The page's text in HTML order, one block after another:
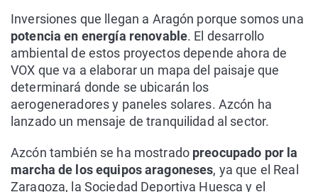
Inversiones que llegan a Aragón porque somos una
potencia en energía renovable. El desarrollo
ambiental de estos proyectos depende ahora de
VOX que va a elaborar un mapa del paisaje que
determinará donde se ubicarán los
aerogeneradores y paneles solares. Azcón ha
lanzado un mensaje de tranquilidad al sector.
Azcón también se ha mostrado preocupado por la
marcha de los equipos aragoneses, ya que el Real
Zaragoza, la Sociedad Deportiva Huesca y el